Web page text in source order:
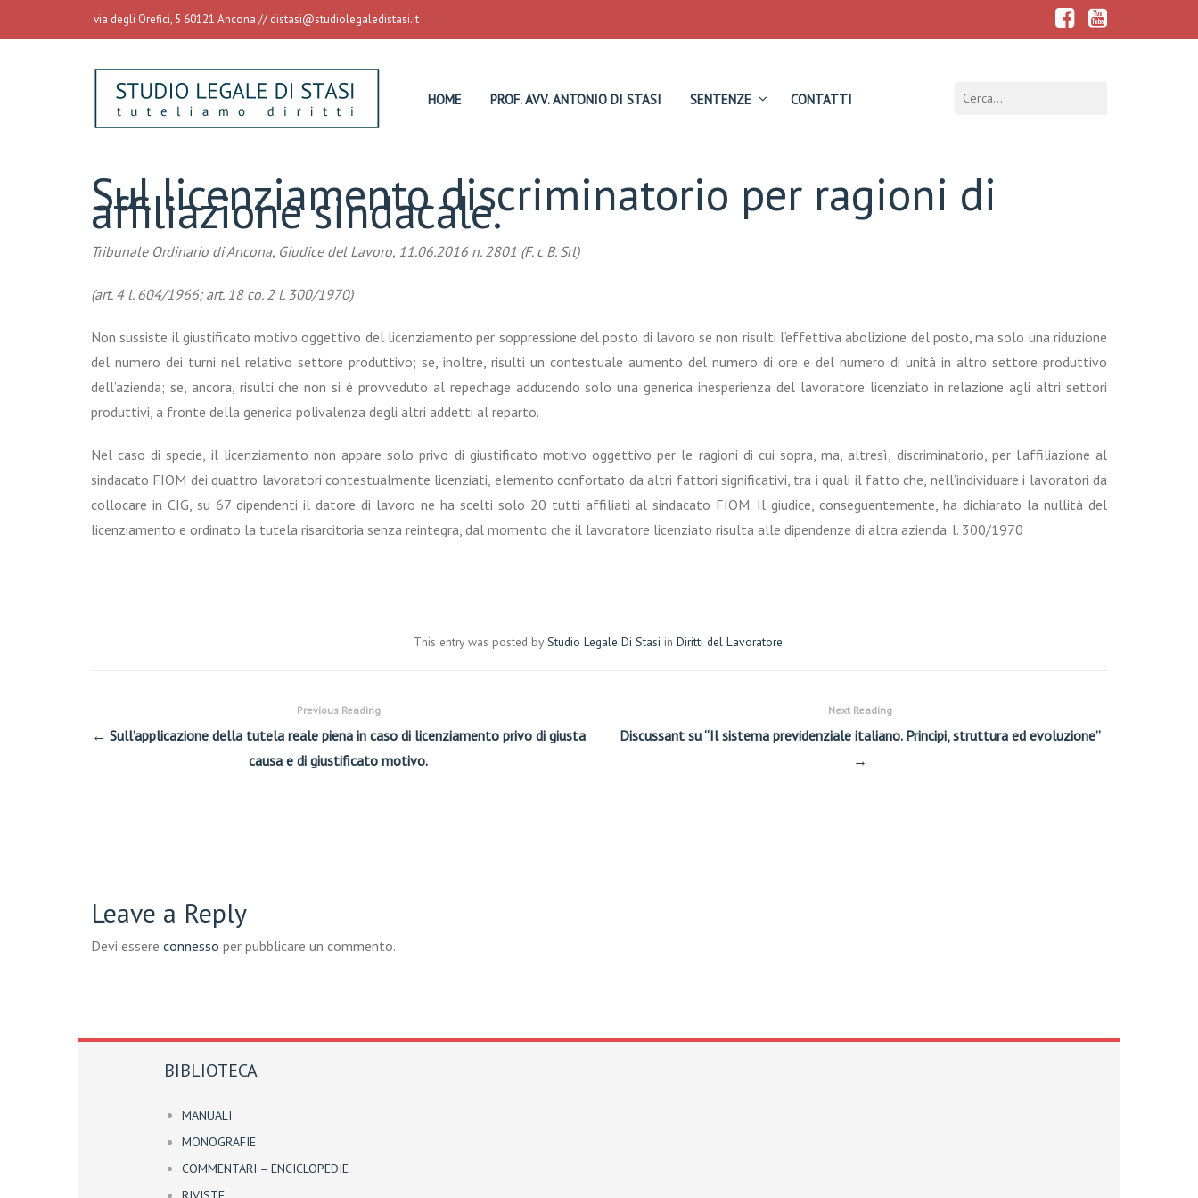
via degli Orefici, 5 60121 Ancona // distasi@studiolegaledistasi.it
HOME PROF. AVV. ANTONIO DI STASI SENTENZE CONTATTI
Sul licenziamento discriminatorio per ragioni di
affiliazione sindacale.
Tribunale Ordinario di Ancona, Giudice del Lavoro, 11.06.2016 n. 2801 (F. c B. Srl)
(art. 4 l. 604/1966; art. 18 co. 2 l. 300/1970)
Non sussiste il giustificato motivo oggettivo del licenziamento per soppressione del posto di lavoro se non risulti l’effettiva abolizione del posto, ma solo una riduzione
del numero dei turni nel relativo settore produttivo; se, inoltre, risulti un contestuale aumento del numero di ore e del numero di unità in altro settore produttivo
dell’azienda; se, ancora, risulti che non si è provveduto al repechage adducendo solo una generica inesperienza del lavoratore licenziato in relazione agli altri settori
produttivi, a fronte della generica polivalenza degli altri addetti al reparto.
Nel caso di specie, il licenziamento non appare solo privo di giustificato motivo oggettivo per le ragioni di cui sopra, ma, altresì, discriminatorio, per l’affiliazione al
sindacato FIOM dei quattro lavoratori contestualmente licenziati, elemento confortato da altri fattori significativi, tra i quali il fatto che, nell’individuare i lavoratori da
collocare in CIG, su 67 dipendenti il datore di lavoro ne ha scelti solo 20 tutti affiliati al sindacato FIOM. Il giudice, conseguentemente, ha dichiarato la nullità del
licenziamento e ordinato la tutela risarcitoria senza reintegra, dal momento che il lavoratore licenziato risulta alle dipendenze di altra azienda. l. 300/1970
This entry was posted by Studio Legale Di Stasi in Diritti del Lavoratore.
Previous Reading
← Sull’applicazione della tutela reale piena in caso di licenziamento privo di giusta
causa e di giustificato motivo.
Next Reading
Discussant su “Il sistema previdenziale italiano. Principi, struttura ed evoluzione”
→
Leave a Reply
Devi essere connesso per pubblicare un commento.
BIBLIOTECA
MANUALI
MONOGRAFIE
COMMENTARI – ENCICLOPEDIE